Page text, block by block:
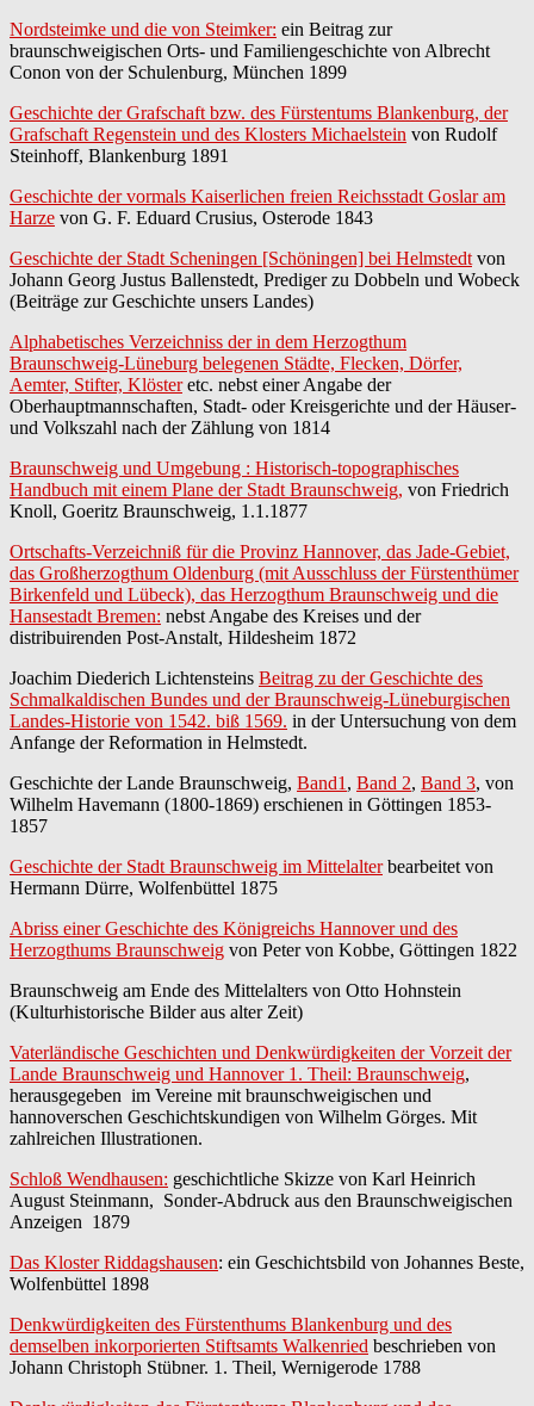
Nordsteimke und die von Steimker: ein Beitrag zur
braunschweigischen Orts- und Familiengeschichte von Albrecht
Conon von der Schulenburg, München 1899
Geschichte der Grafschaft bzw. des Fürstentums Blankenburg, der
Grafschaft Regenstein und des Klosters Michaelstein von Rudolf
Steinhoff, Blankenburg 1891
Geschichte der vormals Kaiserlichen freien Reichsstadt Goslar am
Harze von G. F. Eduard Crusius, Osterode 1843
Geschichte der Stadt Scheningen [Schöningen] bei Helmstedt von
Johann Georg Justus Ballenstedt, Prediger zu Dobbeln und Wobeck
(Beiträge zur Geschichte unsers Landes)
Alphabetisches Verzeichniss der in dem Herzogthum
Braunschweig-Lüneburg belegenen Städte, Flecken, Dörfer,
Aemter, Stifter, Klösteretc. nebst einer Angabe der
Oberhauptmannschaften, Stadt- oder Kreisgerichte und der Häuser-
und Volkszahl nach der Zählung von 1814
Braunschweig und Umgebung : Historisch-topographisches
Handbuch mit einem Plane der Stadt Braunschweig, von Friedrich
Knoll, Goeritz Braunschweig, 1.1.1877
Ortschafts-Verzeichniß für die Provinz Hannover, das Jade-Gebiet,
das Großherzogthum Oldenburg (mit Ausschluss der Fürstenthümer
Birkenfeld und Lübeck), das Herzogthum Braunschweig und die
Hansestadt Bremen: nebst Angabe des Kreises und der
distribuirenden Post-Anstalt, Hildesheim 1872
Joachim Diederich Lichtensteins Beitrag zu der Geschichte des
Schmalkaldischen Bundes und der Braunschweig-Lüneburgischen
Landes-Historie von 1542. biß 1569. in der Untersuchung von dem
Anfange der Reformation in Helmstedt.
Geschichte der Lande Braunschweig, Band1 , Band 2, Band 3, von
Wilhelm Havemann (1800-1869) erschienen in Göttingen 1853-
1857
Geschichte der Stadt Braunschweig im Mittelalterbearbeitet von
Hermann Dürre, Wolfenbüttel 1875
Abriss einer Geschichte des Königreichs Hannover und des
Herzogthums Braunschweig von Peter von Kobbe, Göttingen 1822
Braunschweig am Ende des Mittelalters von Otto Hohnstein
(Kulturhistorische Bilder aus alter Zeit)
Vaterländische Geschichten und Denkwürdigkeiten der Vorzeit der
Lande Braunschweig und Hannover 1. Theil: Braunschweig,
herausgegeben im Vereine mit braunschweigischen und
hannoverschen Geschichtskundigen von Wilhelm Görges. Mit
zahlreichen Illustrationen.
Schloß Wendhausen: geschichtliche Skizze von Karl Heinrich
August Steinmann, Sonder-Abdruck aus den Braunschweigischen
Anzeigen 1879
Das Kloster Riddagshausen: ein Geschichtsbild von Johannes Beste,
Wolfenbüttel 1898
Denkwürdigkeiten des Fürstenthums Blankenburg und des
demselben inkorporierten Stiftsamts Walkenried beschrieben von
Johann Christoph Stübner. 1. Theil, Wernigerode 1788